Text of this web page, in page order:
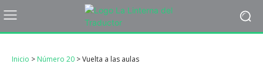
Inicio > Número 20 >Vuelta a las aulas